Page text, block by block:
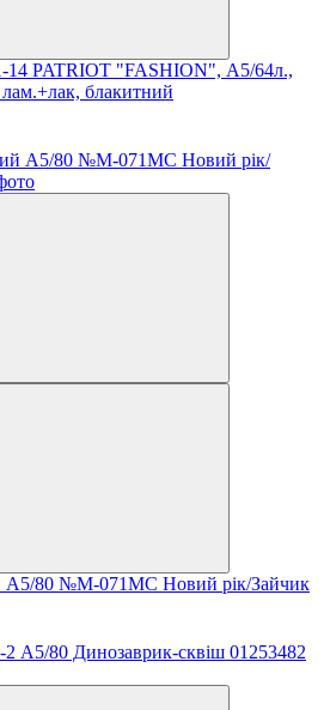
14 PATRIOT "FASHION", А5/64л.,
блакитний
А5/80 №М-071МС Новий рік/Зайчик